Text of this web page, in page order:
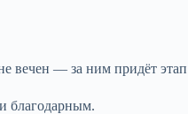
вечен — за ним придёт
благодарным.